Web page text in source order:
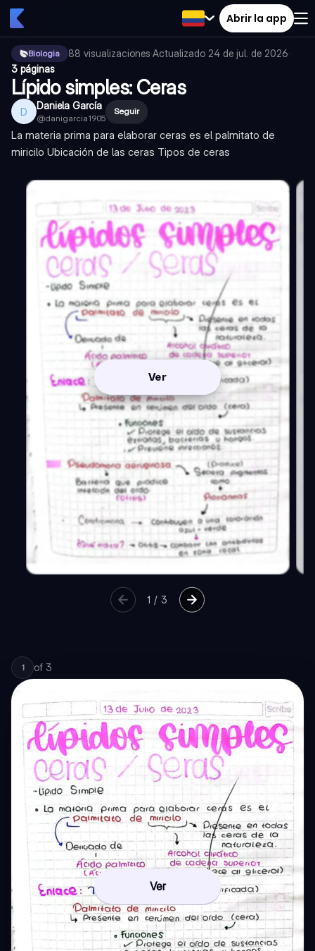
Abrir la app
Biologia 88 visualizaciones·Actualizado 24 de jul. de 2026·
3 páginas
Lípido simples: Ceras
D Daniela García
@danigarcia1905
Seguir
La materia prima para elaborar ceras es el palmitato de
miricilo Ubicación de las ceras Tipos de ceras
Ver
1 / 3
1 of 3
Ver